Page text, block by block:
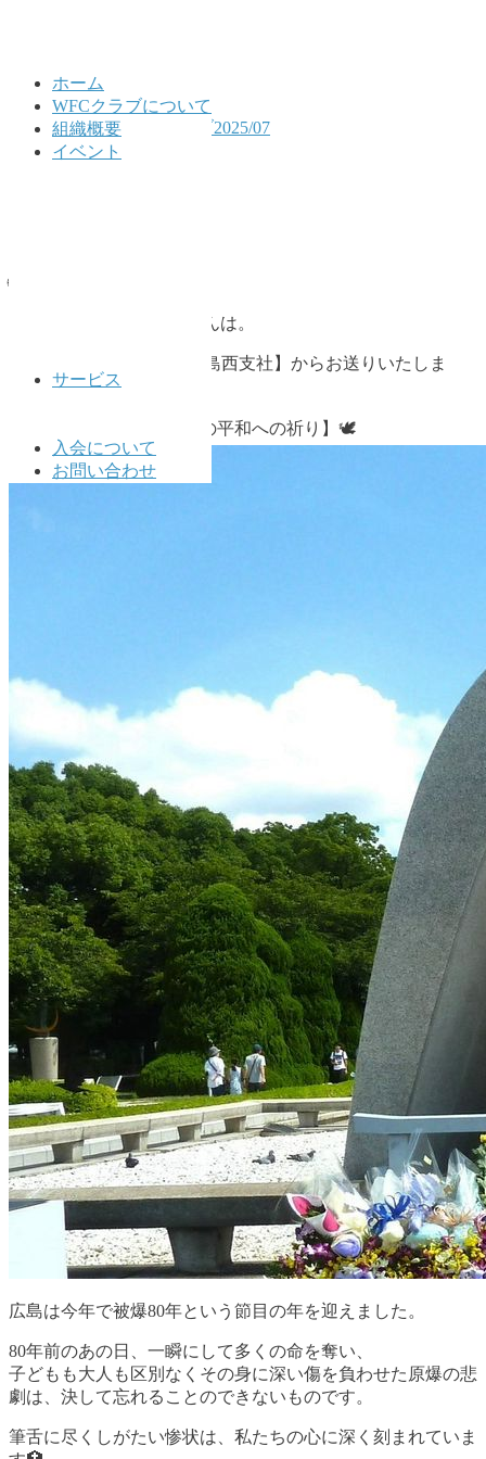
ホーム
WFCクラブについて
組織概要
イベント
サービス
入会について
お問い合わせ
HOME
公式LINEアーカイブ2025/07
2025/07/19
WFCクラブの皆様こんばんは。
本日は【旧：四国本社 広島西支社】からお送りいたしま
す。
🕊️【被爆80年 広島からの平和への祈り】🕊️
広島は今年で被爆80年という節目の年を迎えました。
80年前のあの日、一瞬にして多くの命を奪い、
子どもも大人も区別なくその身に深い傷を負わせた原爆の悲
劇は、決して忘れることのできないものです。
筆舌に尽くしがたい惨状は、私たちの心に深く刻まれていま